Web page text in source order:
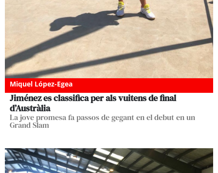
Miquel López-Egea
Jiménez es classifica per als vuitens de final
d’Austràlia
La jove promesa fa passos de gegant en el debut en un
Grand Slam